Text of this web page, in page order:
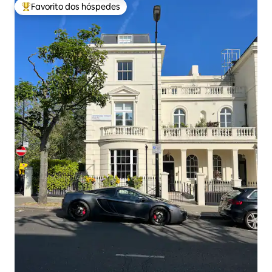
Favoritos dos hóspedes mais apreciados
Favorito dos hóspedes